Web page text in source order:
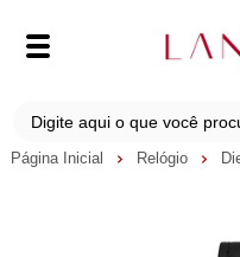
Página Inicial Relógio